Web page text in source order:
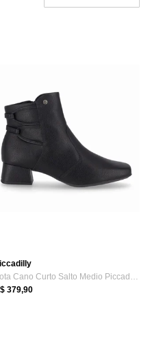
Bota Cano Curto Salto Medio Piccadilly 1...
379,90